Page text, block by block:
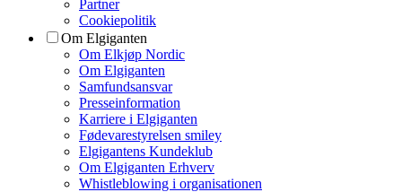
Partner
Cookiepolitik
Om Elgiganten
Om Elkjøp Nordic
Om Elgiganten
Samfundsansvar
Presseinformation
Karriere i Elgiganten
Fødevarestyrelsen smiley
Elgigantens Kundeklub
Om Elgiganten Erhverv
Whistleblowing i organisationen